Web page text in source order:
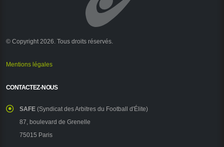
© Copyright 2026. Tous droits réservés.
Mentions légales
CONTACTEZ-NOUS
SAFE (Syndicat des Arbitres du Football d'Élite)
87, boulevard de Grenelle
75015 Paris